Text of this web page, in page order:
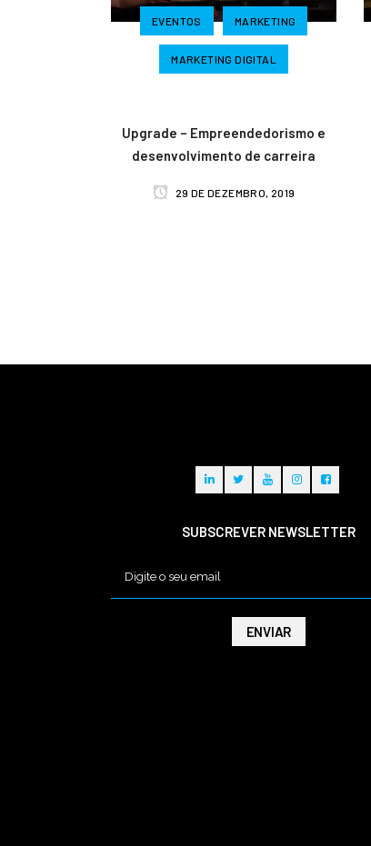
EVENTOS MARKETING
MARKETING DIGITAL
Upgrade – Empreendedorismo e
desenvolvimento de carreira
29 DE DEZEMBRO, 2019
SUBSCREVER NEWSLETTER